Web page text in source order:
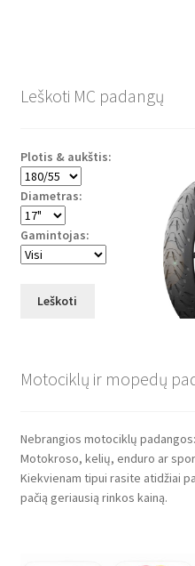
Leškoti MC padangų
Plotis & aukštis:
Diametras:
Gamintojas:
Leškoti
Motociklų ir mopedų
Nebrangios motociklų
Motokroso, kelių, enduro ar
Kiekvienam tipui rasite atidžiai
pačią geriausią rinkos kainą.